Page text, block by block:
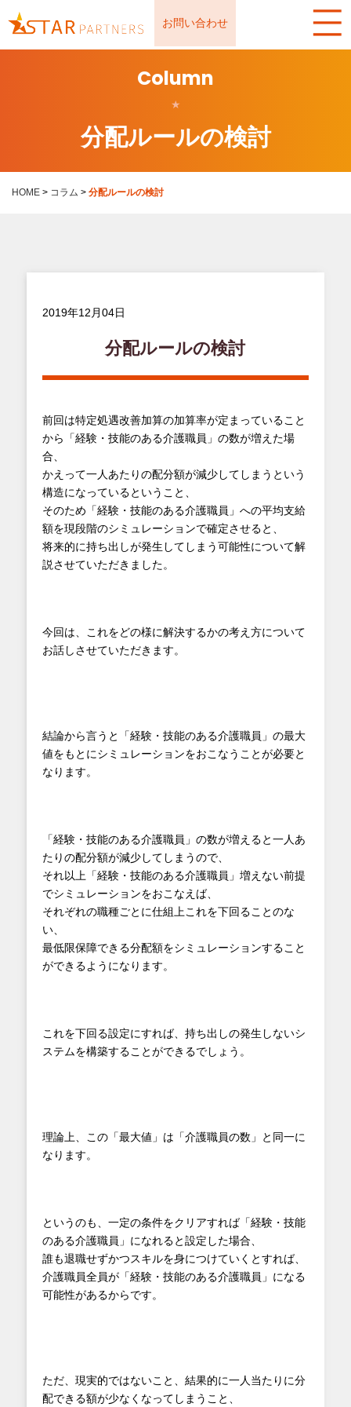
お問い合わせ
Column
★
分配ルールの検討
HOME > コラム > 分配ルールの検討
2019年12月04日
分配ルールの検討
前回は特定処遇改善加算の加算率が定まっていること
から「経験・技能のある介護職員」の数が増えた場
合、
かえって一人あたりの配分額が減少してしまうという
構造になっているということ、
そのため「経験・技能のある介護職員」への平均支給
額を現段階のシミュレーションで確定させると、
将来的に持ち出しが発生してしまう可能性について解
説させていただきました。
今回は、これをどの様に解決するかの考え方について
お話しさせていただきます。
結論から言うと「経験・技能のある介護職員」の最大
値をもとにシミュレーションをおこなうことが必要と
なります。
「経験・技能のある介護職員」の数が増えると一人あ
たりの配分額が減少してしまうので、
それ以上「経験・技能のある介護職員」増えない前提
でシミュレーションをおこなえば、
それぞれの職種ごとに仕組上これを下回ることのな
い、
最低限保障できる分配額をシミュレーションすること
ができるようになります。
これを下回る設定にすれば、持ち出しの発生しないシ
ステムを構築することができるでしょう。
理論上、この「最大値」は「介護職員の数」と同一に
なります。
というのも、一定の条件をクリアすれば「経験・技能
のある介護職員」になれると設定した場合、
誰も退職せずかつスキルを身につけていくとすれば、
介護職員全員が「経験・技能のある介護職員」になる
可能性があるからです。
ただ、現実的ではないこと、結果的に一人当たりに分
配できる額が少なくなってしまうこと、